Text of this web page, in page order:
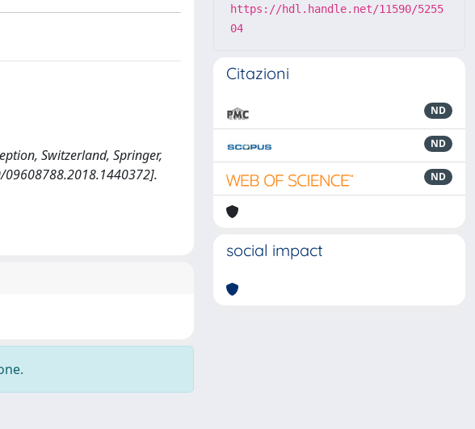
Switzerland, Springer,
09608788.2018.1440372].
https://hdl.handle.net/11590/5255
04
Citazioni
ND
ND
ND
social impact